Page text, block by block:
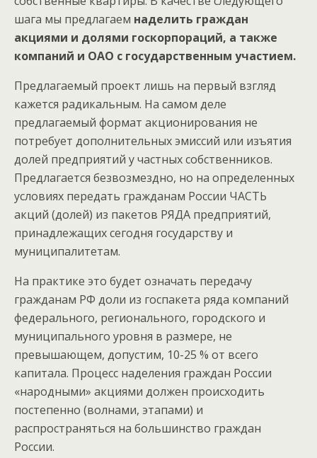
шага мы предлагаем наделить граждан
акциями и долями госкорпораций, а также
компаний и ОАО с государственным участием.
Предлагаемый проект лишь на первый взгляд
кажется радикальным. На самом деле
предлагаемый формат акционирования не
потребует дополнительных эмиссий или изъятия
долей предприятий у частных собственников.
Предлагается безвозмездно, но на определенных
условиях передать гражданам России ЧАСТЬ
акций (долей) из пакетов РЯДА предприятий,
принадлежащих сегодня государству и
муниципалитетам.
На практике это будет означать передачу
гражданам РФ доли из госпакета ряда компаний
федерального, регионального, городского и
муниципального уровня в размере, не
превышающем, допустим, 10-25 % от всего
капитала. Процесс наделения граждан России
«народными» акциями должен происходить
постепенно (волнами, этапами) и
распространяться на большинство граждан
России.